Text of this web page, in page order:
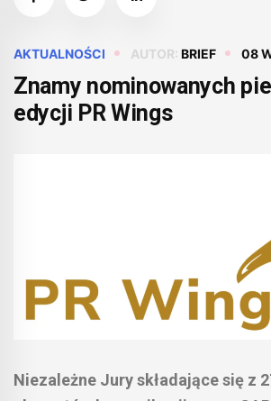
AKTUALNOŚCI AUTOR: BRIEF 08
Znamy nominowanych
edycji PR Wings
Niezależne Jury składające się z